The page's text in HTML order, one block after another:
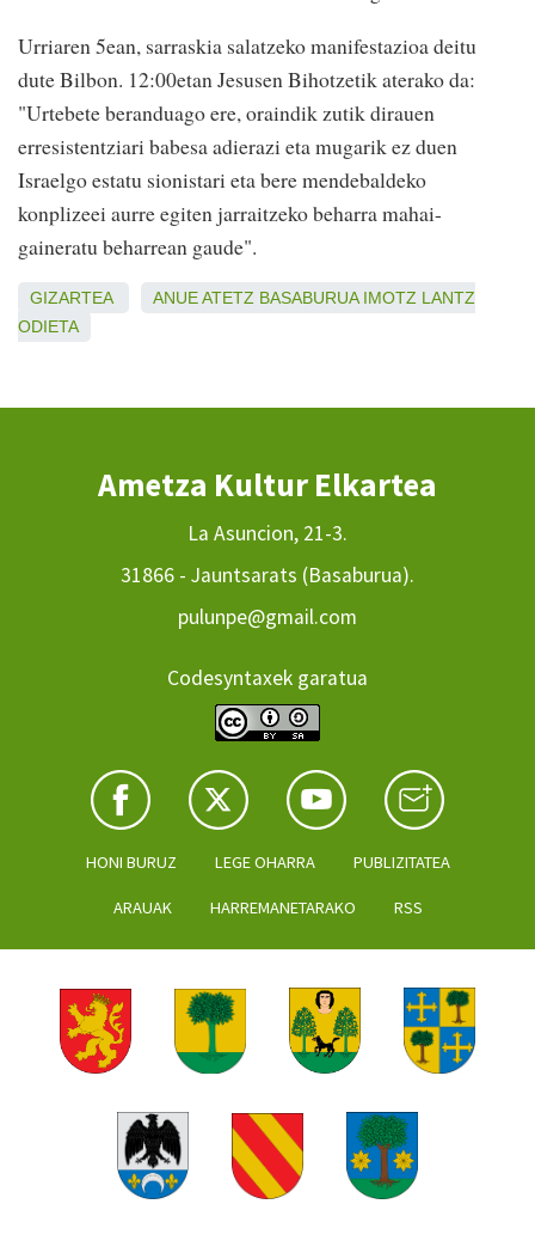
Urriaren 5ean, sarraskia salatzeko manifestazioa deitu
dute Bilbon. 12:00etan Jesusen Bihotzetik aterako da:
"Urtebete beranduago ere, oraindik zutik dirauen
erresistentziari babesa adierazi eta mugarik ez duen
Israelgo estatu sionistari eta bere mendebaldeko
konplizeei aurre egiten jarraitzeko beharra mahai-
gaineratu beharrean gaude".
GIZARTEA ANUEATETZ BASABURUA IMOTZ LANTZ
ODIETA
Ametza Kultur Elkartea
La Asuncion, 21-3.
31866 - Jauntsarats (Basaburua).
pulunpe@gmail.com
Codesyntaxek garatua
HONI BURUZ LEGE OHARRA PUBLIZITATEA
ARAUAK HARREMANETARAKO RSS